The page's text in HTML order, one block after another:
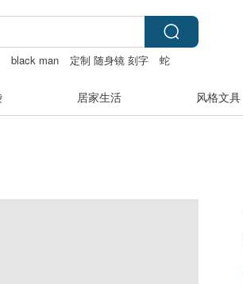
black man 定制 随身镜 刻字
蛇
居家生活 风格文具